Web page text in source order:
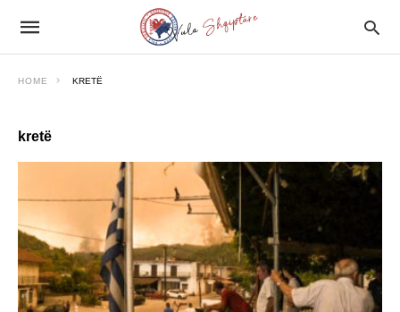
HOME KRETË
kretë